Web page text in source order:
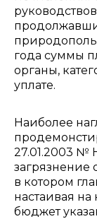
года суммы
органы,
уплате.
Наиболее
27.01.2003 №
в котором
настаивая
бюджет